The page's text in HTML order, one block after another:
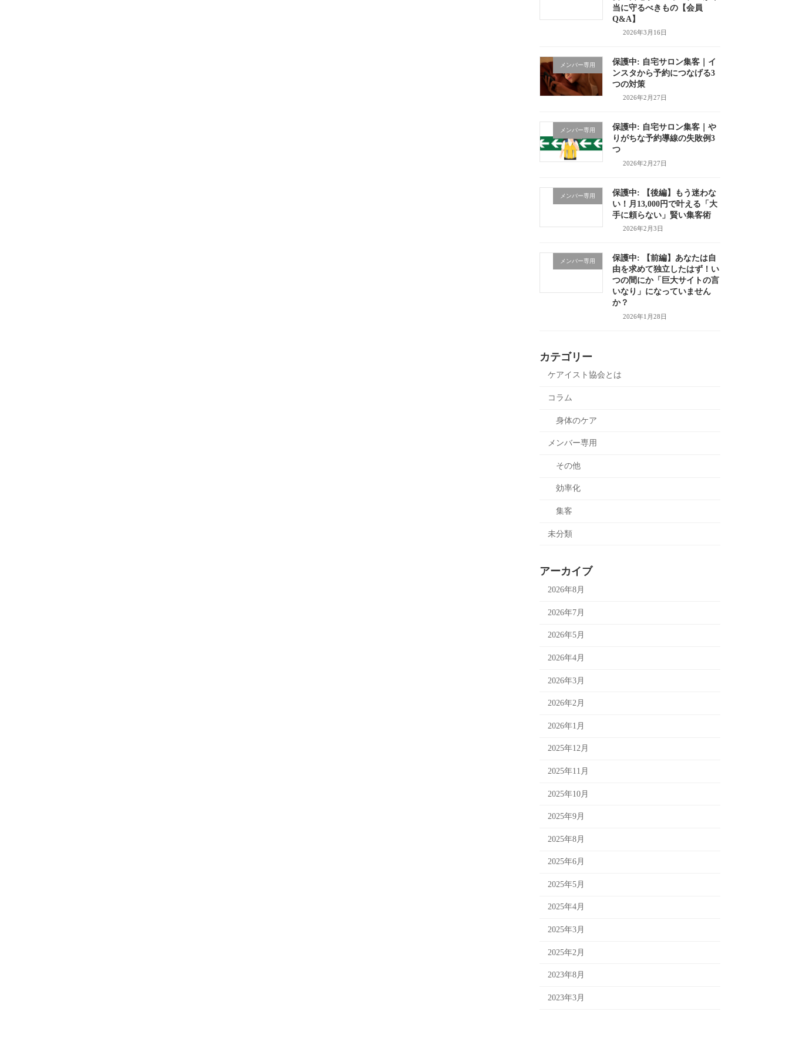
当に守るべきもの【会員
Q&A】
2026年3月16日
メンバー専用
保護中: 自宅サロン集客｜イ
ンスタから予約につなげる3
つの対策
2026年2月27日
メンバー専用
保護中: 自宅サロン集客｜や
りがちな予約導線の失敗例3
つ
2026年2月27日
メンバー専用
保護中: 【後編】もう迷わな
い！月13,000円で叶える「大
手に頼らない」賢い集客術
2026年2月3日
メンバー専用
保護中: 【前編】あなたは自
由を求めて独立したはず！い
つの間にか「巨大サイトの言
いなり」になっていません
か？
2026年1月28日
カテゴリー
ケアイスト協会とは
コラム
身体のケア
メンバー専用
その他
効率化
集客
未分類
アーカイブ
2026年8月
2026年7月
2026年5月
2026年4月
2026年3月
2026年2月
2026年1月
2025年12月
2025年11月
2025年10月
2025年9月
2025年8月
2025年6月
2025年5月
2025年4月
2025年3月
2025年2月
2023年8月
2023年3月